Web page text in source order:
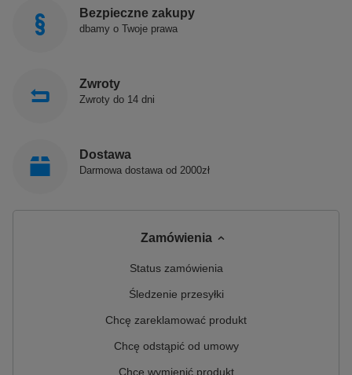
Bezpieczne zakupy
dbamy o Twoje prawa
Zwroty
Zwroty do 14 dni
Dostawa
Darmowa dostawa od 2000zł
Zamówienia
Status zamówienia
Śledzenie przesyłki
Chcę zareklamować produkt
Chcę odstąpić od umowy
Chcę wymienić produkt